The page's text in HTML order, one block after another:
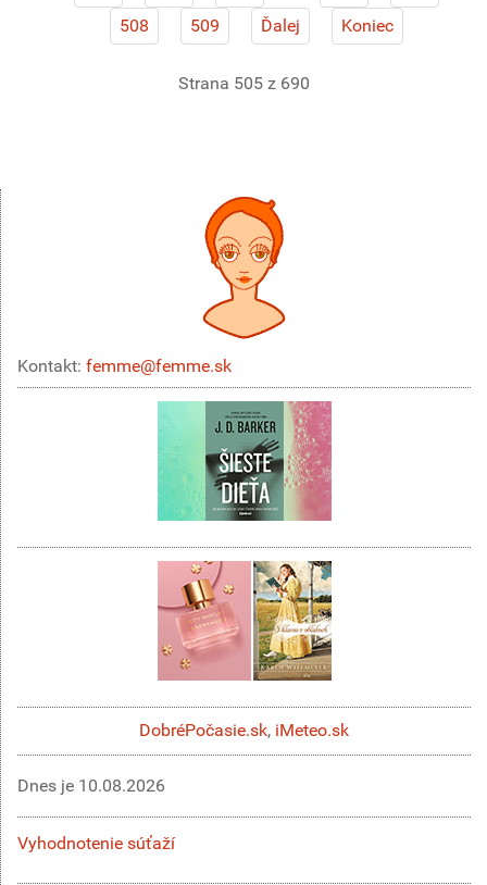
508
509 Ďalej Koniec
Strana 505 z 690
Kontakt: femme@femme.sk
DobréPočasie.sk, iMeteo.sk
Dnes je 10.08.2026
Vyhodnotenie súťaží